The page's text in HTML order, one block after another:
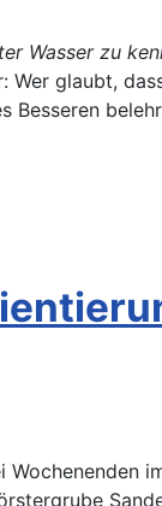
Wasser zu
glaubt,
Besseren